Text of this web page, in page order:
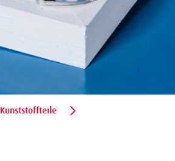
Kunststoffteile